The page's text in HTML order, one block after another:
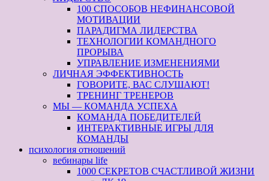
100 СПОСОБОВ НЕФИНАНСОВОЙ
МОТИВАЦИИ
ПАРАДИГМА ЛИДЕРСТВА
ТЕХНОЛОГИИ КОМАНДНОГО
ПРОРЫВА
УПРАВЛЕНИЕ ИЗМЕНЕНИЯМИ
ЛИЧНАЯ ЭФФЕКТИВНОСТЬ
ГОВОРИТЕ, ВАС СЛУШАЮТ!
ТРЕНИНГ ТРЕНЕРОВ
МЫ — КОМАНДА УСПЕХА
КОМАНДА ПОБЕДИТЕЛЕЙ
ИНТЕРАКТИВНЫЕ ИГРЫ ДЛЯ
КОМАНДЫ
психология отношений
вебинары life
1000 СЕКРЕТОВ СЧАСТЛИВОЙ ЖИЗНИ